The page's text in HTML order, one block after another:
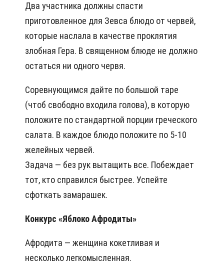
Два участника должны спасти
приготовленное для Зевса блюдо от червей,
которые наслала в качестве проклятия
злобная Гера. В священном блюде не должно
остаться ни одного червя.
Соревнующимся дайте по большой таре
(чтоб свободно входила голова), в которую
положите по стандартной порции греческого
салата. В каждое блюдо положите по 5-10
желейных червей.
Задача — без рук вытащить все. Побеждает
тот, кто справился быстрее. Успейте
сфоткать замарашек.
Конкурс «Яблоко Афродиты»
Афродита — женщина кокетливая и
несколько легкомысленная.